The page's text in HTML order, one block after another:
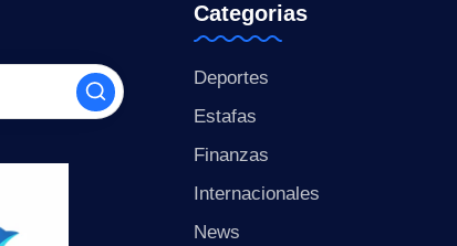
Categorias
Deportes
Estafas
Finanzas
Internacionales
News